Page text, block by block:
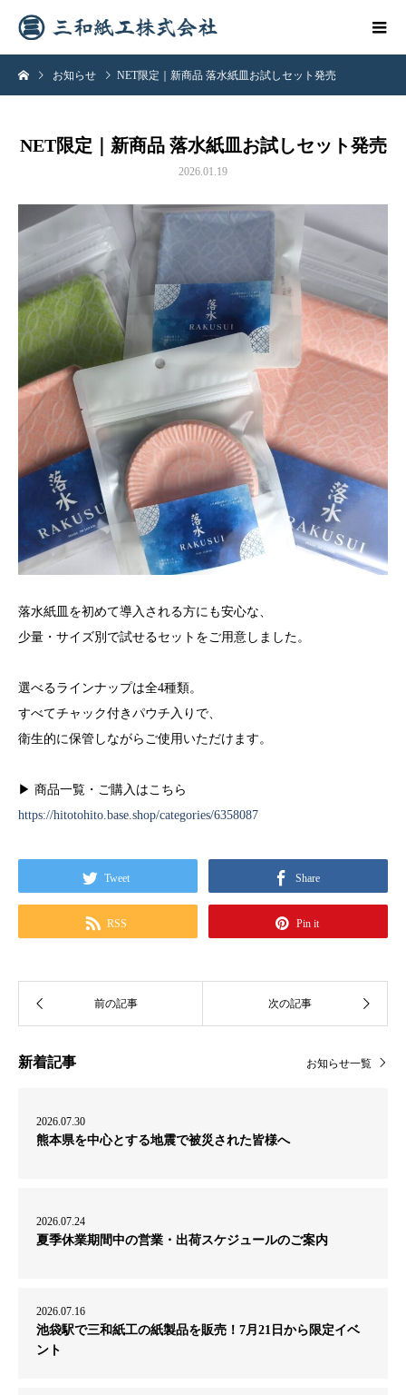
お知らせ NET限定｜新商品 落水紙皿お試しセット発売
NET限定｜新商品 落水紙皿お試しセット発売
2026.01.19
落水紙皿を初めて導入される方にも安心な、
少量・サイズ別で試せるセットをご用意しました。
選べるラインナップは全4種類。
すべてチャック付きパウチ入りで、
衛生的に保管しながらご使用いただけます。
▶ 商品一覧・ご購入はこちら
https://hitotohito.base.shop/categories/6358087
Tweet Share
RSS Pin it
新着記事 お知らせ一覧
2026.07.30
熊本県を中心とする地震で被災された皆様へ
2026.07.24
夏季休業期間中の営業・出荷スケジュールのご案内
2026.07.16
池袋駅で三和紙工の紙製品を販売！7月21日から限定イベ
ント